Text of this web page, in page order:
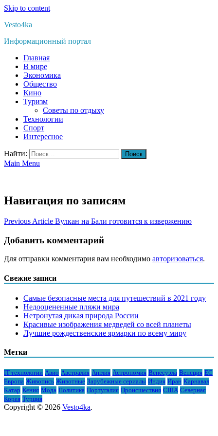
Skip to content
Vesto4ka
Информационный портал
Главная
В мире
Экономика
Общество
Кино
Туризм
Советы по отдыху
Технологии
Спорт
Интересное
Найти:
Main Menu
Навигация по записям
Previous Article Вулкан на Бали готовится к извержению
Добавить комментарий
Для отправки комментария вам необходимо авторизоваться.
Свежие записи
Самые безопасные места для путешествий в 2021 году
Недооцененные пляжи мира
Нетронутая дикая природа России
Красивые изображения медведей со всей планеты
Лучшие рождественские ярмарки по всему миру
Метки
IT-технологии Авио Австралия Англия Астрономия Венесуэла Венеция ЕС
Европа Живопись Животные Зарубежные сериалы Индия Иран Карнавал
Катар Кения Мода Политика Португалия Происшествия США Северная
Корея Турция
Copyright © 2026 Vesto4ka.